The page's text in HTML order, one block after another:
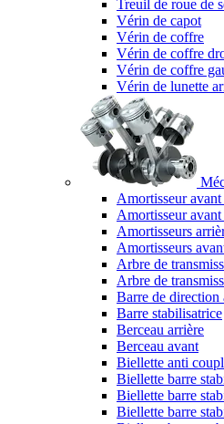
Treuil de roue de
Vérin de capot
Vérin de coffre
Vérin de coffre
Vérin de coffre
Vérin de lunette
Amortisseur
Amortisseur avant
Amortisseurs
Amortisseurs
Arbre de
Arbre de
Barre de direction
Barre stabilisatrice
Berceau arrière
Berceau avant
Biellette anti
Biellette barre
Biellette barre
Biellette barre